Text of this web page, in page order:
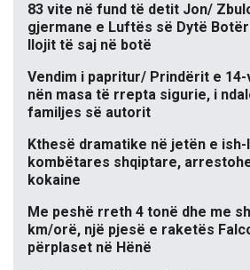
83 vite në fund të detit Jon/
gjermane e Luftës së Dytë
llojit të saj në botë
Vendim i papritur/ Prindërit e
nën masa të rrepta sigurie, i
familjes së autorit
Kthesë dramatike në jetën e
kombëtares shqiptare,
kokaine
Me peshë rreth 4 tonë dhe me
km/orë, një pjesë e raketës
përplaset në Hënë